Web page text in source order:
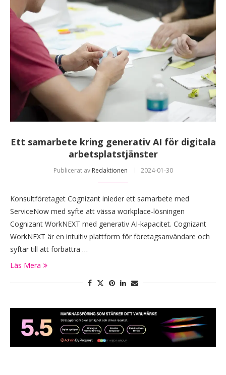
Ett samarbete kring generativ AI för digitala
arbetsplatstjänster
Publicerat av Redaktionen 2024-01-30
Konsultföretaget Cognizant inleder ett samarbete med
ServiceNow med syfte att vässa workplace-lösningen
Cognizant WorkNEXT med generativ AI-kapacitet. Cognizant
WorkNEXT är en intuitiv plattform för företagsanvändare och
syftar till att förbättra …
Läs Mera